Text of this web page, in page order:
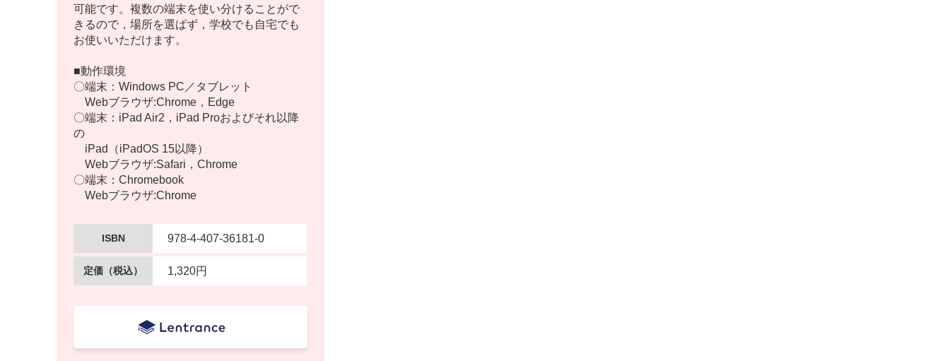
可能です。複数の端末を使い分けることがで
きるので，場所を選ばず，学校でも自宅でも
お使いいただけます。
■動作環境
〇端末：Windows PC／タブレット
Webブラウザ:Chrome，Edge
〇端末：iPad Air2，iPad Proおよびそれ以降
の
iPad（iPadOS 15以降）
Webブラウザ:Safari，Chrome
〇端末：Chromebook
Webブラウザ:Chrome
ISBN 978-4-407-36181-0
定価 （税込） 1,320円